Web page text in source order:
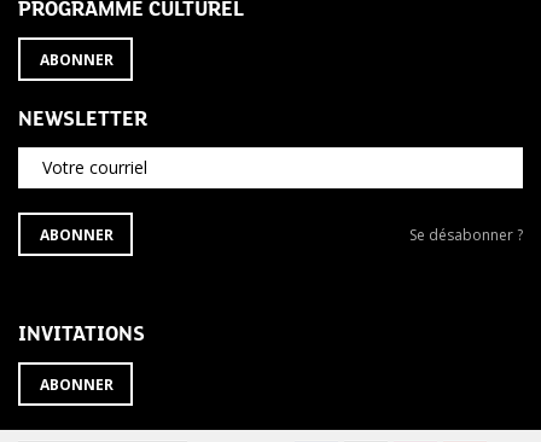
PROGRAMME CULTUREL
ABONNER
NEWSLETTER
Votre courriel
S'ABONNER
À
ABONNER
Se
Se désabonner ?
INVITATIONS
ABONNER